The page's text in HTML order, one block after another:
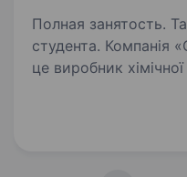
Полная занятость.
студента. Компанія «Сілопласт» —
це виробник